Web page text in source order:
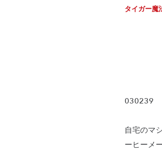
タイガー魔
030239
自宅のマ
ーヒーメ